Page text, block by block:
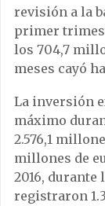
revisión a la
primer
los 704,7
meses cayó
La inversión
máximo
2.576,1
millones de
2016, durante
registraron